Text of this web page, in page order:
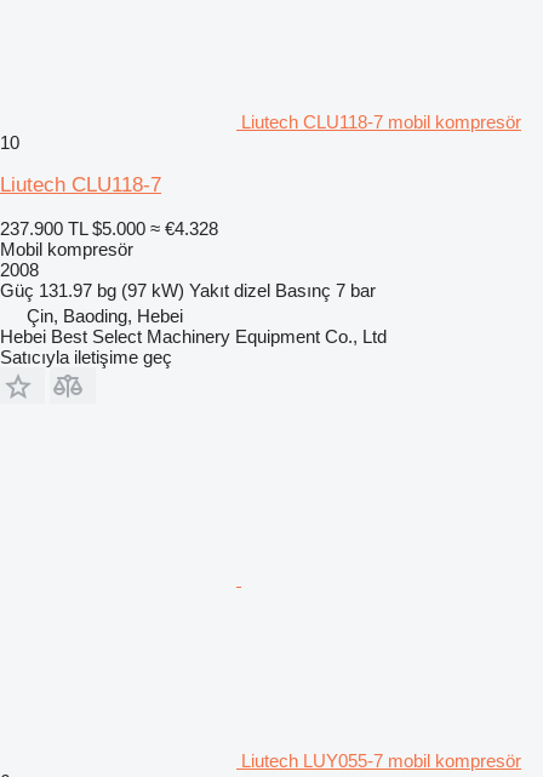
Liutech CLU118-7 mobil kompresör
10
Liutech CLU118-7
237.900 TL $5.000 ≈ €4.328
Mobil kompresör
2008
Güç 131.97 bg (97 kW) Yakıt dizel Basınç 7 bar
Çin, Baoding, Hebei
Hebei Best Select Machinery Equipment Co., Ltd
Satıcıyla iletişime geç
Liutech LUY055-7 mobil kompresör